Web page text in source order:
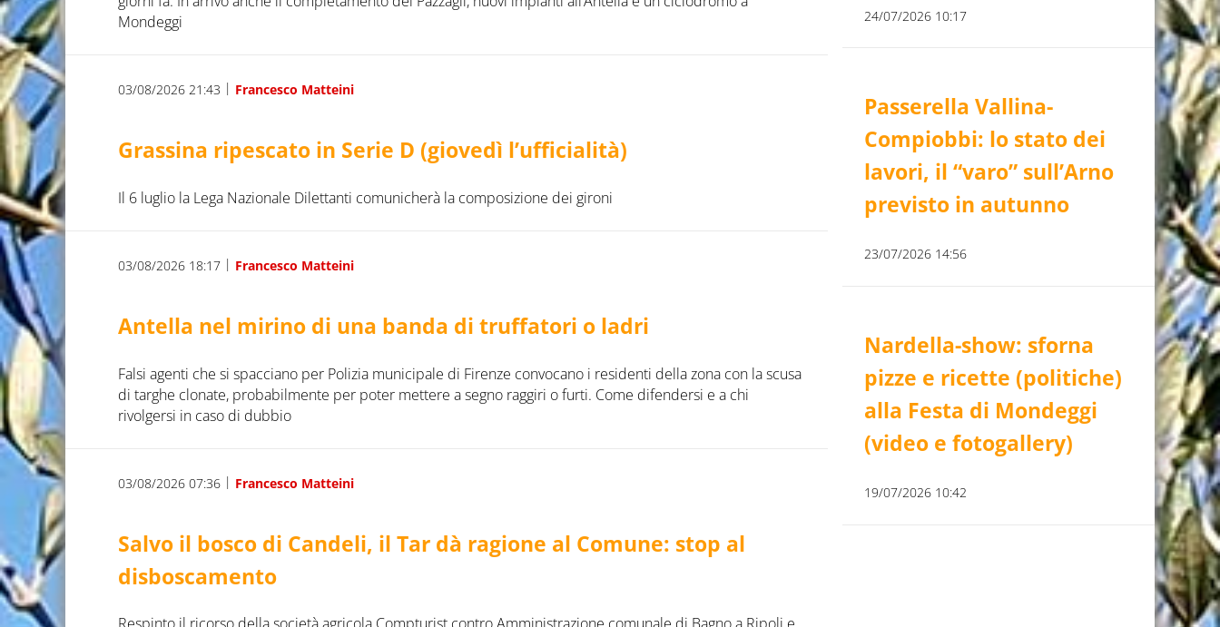
Mondeggi
03/08/2026 21:43 | Francesco Matteini
Grassina ripescato in Serie D (giovedì l’ufficialità)
Il 6 luglio la Lega Nazionale Dilettanti comunicherà la composizione dei gironi
03/08/2026 18:17| Francesco Matteini
Antella nel mirino di una banda di truffatori o ladri
Falsi agenti che si spacciano per Polizia municipale di Firenze convocano i residenti della zona con la scusa
di targhe clonate, probabilmente per poter mettere a segno raggiri o furti. Come difendersi e a chi
rivolgersi in caso di dubbio
03/08/2026 07:36| Francesco Matteini
Salvo il bosco di Candeli, il Tar dà ragione al Comune: stop al
disboscamento
24/07/2026 10:17
Passerella Vallina-
Compiobbi: lo stato dei
lavori, il “varo” sull’Arno
previsto in autunno
23/07/2026 14:56
Nardella-show: sforna
pizze e ricette (politiche)
alla Festa di Mondeggi
(video e fotogallery)
19/07/2026 10:42